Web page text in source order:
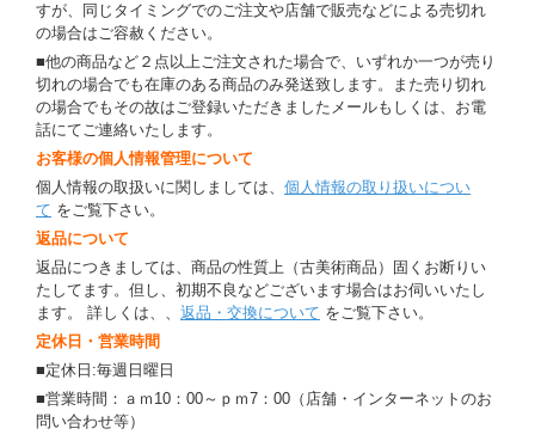
すが、同じタイミングでのご注文や店舗で販売などによる売切れ
の場合はご容赦ください。
■他の商品など２点以上ご注文された場合で、いずれか一つが売り
切れの場合でも在庫のある商品のみ発送致します。また売り切れ
の場合でもその故はご登録いただきましたメールもしくは、お電
話にてご連絡いたします。
お客様の個人情報管理について
個人情報の取扱いに関しましては、 個人情報の取り扱いについ
て をご覧下さい。
返品について
返品につきましては、商品の性質上（古美術商品）固くお断りい
たしてます。但し、初期不良などございます場合はお伺いいたし
ます。 詳しくは、、 返品・交換について をご覧下さい。
定休日・営業時間
■定休日:毎週日曜日
■営業時間：ａｍ10：00～ｐｍ7：00（店舗・インターネットのお
問い合わせ等）